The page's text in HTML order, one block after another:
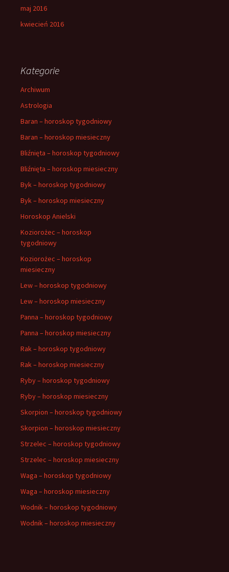
maj 2016
kwiecień 2016
Kategorie
Archiwum
Astrologia
Baran – horoskop tygodniowy
Baran – horoskop miesieczny
Bliźnięta – horoskop tygodniowy
Bliźnięta – horoskop miesieczny
Byk – horoskop tygodniowy
Byk – horoskop miesieczny
Horoskop Anielski
Koziorożec – horoskop
tygodniowy
Koziorożec – horoskop
miesieczny
Lew – horoskop tygodniowy
Lew – horoskop miesieczny
Panna – horoskop tygodniowy
Panna – horoskop miesieczny
Rak – horoskop tygodniowy
Rak – horoskop miesieczny
Ryby – horoskop tygodniowy
Ryby – horoskop miesieczny
Skorpion – horoskop tygodniowy
Skorpion – horoskop miesieczny
Strzelec – horoskop tygodniowy
Strzelec – horoskop miesieczny
Waga – horoskop tygodniowy
Waga – horoskop miesieczny
Wodnik – horoskop tygodniowy
Wodnik – horoskop miesieczny